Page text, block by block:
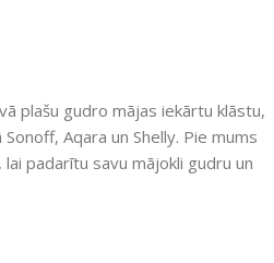
UZREIZ PIEEJAMAIS
SKAITS
plašu gudro mājas iekārtu klāstu,
Aqara un Shelly. Pie mums
padarītu savu mājokli gudru un